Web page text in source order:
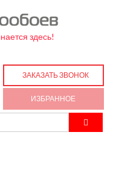
здесь!
ЗАКАЗАТЬ ЗВОНОК
ИЗБРАННОЕ